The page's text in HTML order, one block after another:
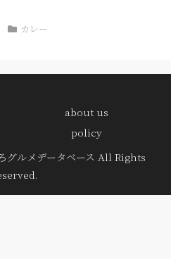
カレー
about us
policy
ルメデータベース All Rights